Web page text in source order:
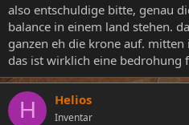
also entschuldige bitte, genau
balance in einem land stehen.
ganzen eh die krone auf.
das ist wirklich eine bedrohung
H Helios
Inventar